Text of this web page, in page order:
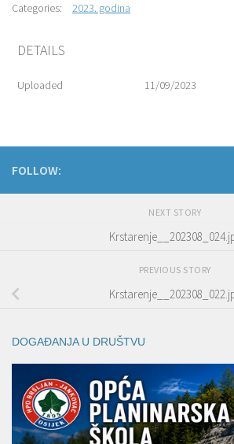
Categories:
2023. godina
DETAILS
Uploaded 11/09/2023
FOLLOW:
NEXT STORY
PREVIOUS STORY
DOGAĐANJA U DRUŠTVU